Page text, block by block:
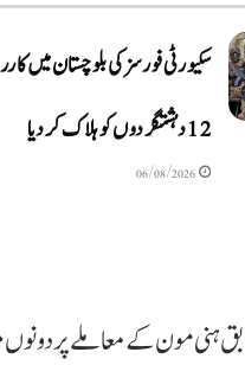
سکیورٹی فورسز کی بلوچستان میں
12 دہشتگردوں کو ہلاک کردیا
06/08/2026
مون کے معاملے پر دونوں